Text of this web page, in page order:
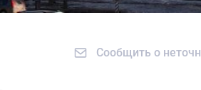
Сообщить о